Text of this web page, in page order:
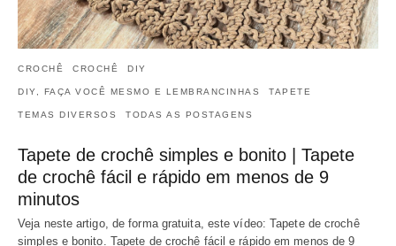
CROCHÊ CROCHÊ DIY
DIY, FAÇA VOCÊ MESMO E LEMBRANCINHAS TAPETE
TEMAS DIVERSOS TODAS AS POSTAGENS
Tapete de crochê simples e bonito | Tapete
de crochê fácil e rápido em menos de 9
minutos
Veja neste artigo, de forma gratuita, este vídeo: Tapete de crochê
simples e bonito. Tapete de crochê fácil e rápido em menos de 9